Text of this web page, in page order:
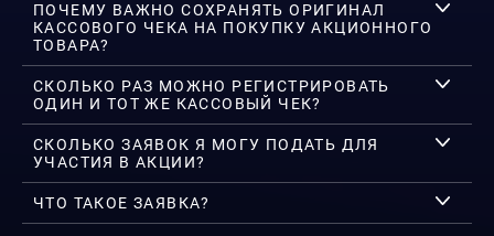
ПОЧЕМУ ВАЖНО СОХРАНЯТЬ ОРИГИНАЛ
КАССОВОГО ЧЕКА НА ПОКУПКУ АКЦИОННОГО
ТОВАРА?
СКОЛЬКО РАЗ МОЖНО РЕГИСТРИРОВАТЬ
ОДИН И ТОТ ЖЕ КАССОВЫЙ ЧЕК?
СКОЛЬКО ЗАЯВОК Я МОГУ ПОДАТЬ ДЛЯ
УЧАСТИЯ В АКЦИИ?
ЧТО ТАКОЕ ЗАЯВКА?